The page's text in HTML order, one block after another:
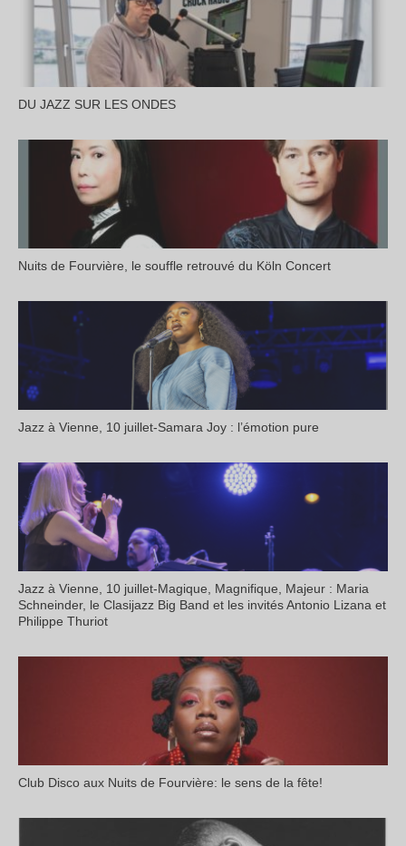
DU JAZZ SUR LES ONDES
Nuits de Fourvière, le souffle retrouvé du Köln Concert
Jazz à Vienne, 10 juillet-Samara Joy : l’émotion pure
Jazz à Vienne, 10 juillet-Magique, Magnifique, Majeur : Maria
Schneinder, le Clasijazz Big Band et les invités Antonio Lizana et
Philippe Thuriot
Club Disco aux Nuits de Fourvière: le sens de la fête!